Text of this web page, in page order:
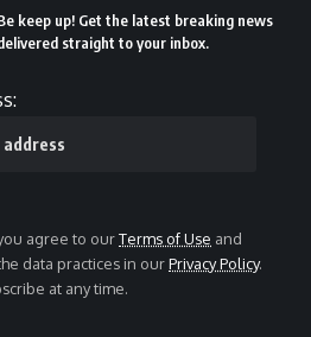
keep up! Get the latest breaking news
straight to your inbox.
agree to ourTerms of Use and
data practices in ourPrivacy Policy.
at any time.